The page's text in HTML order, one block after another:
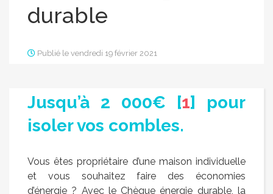
durable
Publié le vendredi 19 février 2021
Jusqu’à 2 000€ [1]
pour
isoler vos combles.
Vous êtes propriétaire d’une maison individuelle
et vous souhaitez faire des économies
d’énergie ? Avec le Chèque énergie durable, la